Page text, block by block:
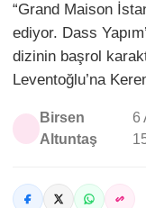
“Grand Maison
ediyor. Dass
dizinin başrol
Leventoğlu’na
Birsen
Altuntaş
6